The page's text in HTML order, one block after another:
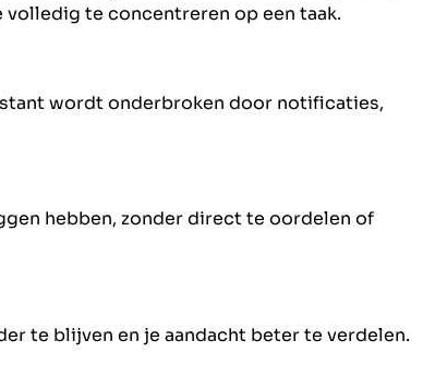
te concentreren op een taak.
wordt onderbroken door notificaties,
hebben, zonder direct te oordelen of
te blijven en je aandacht beter te verdelen.